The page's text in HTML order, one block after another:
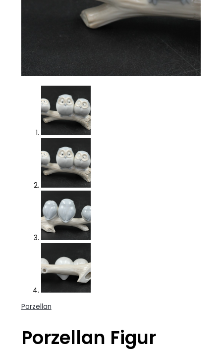
Porzellan
Porzellan Figur